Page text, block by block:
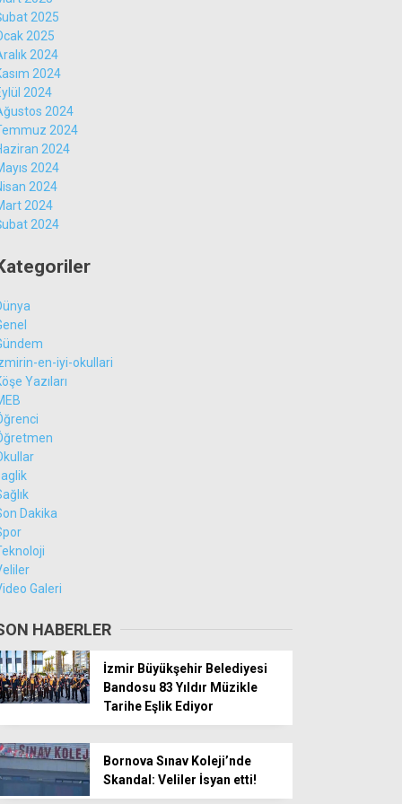
2025
2025
2024
2024
2024
2024
2024
2024
2024
2024
2024
2024
en-iyi-okullari
Yazıları
Dakika
Galeri
HABERLER
İzmir Büyükşehir Belediyesi
Bandosu 83 Yıldır Müzikle
Tarihe Eşlik Ediyor
Bornova Sınav Koleji’nde
Skandal: Veliler İsyan etti!